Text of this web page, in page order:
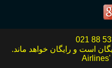
021 88
است و رایگان خواهد ماند.
Airlines'